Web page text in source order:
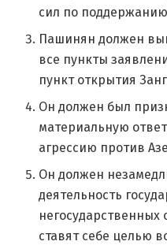
сил по
Пашинян должен
все пункты
пункт открытия
Он должен был
материальную
агрессию против
Он должен
деятельность
негосударственных
ставят себе целью